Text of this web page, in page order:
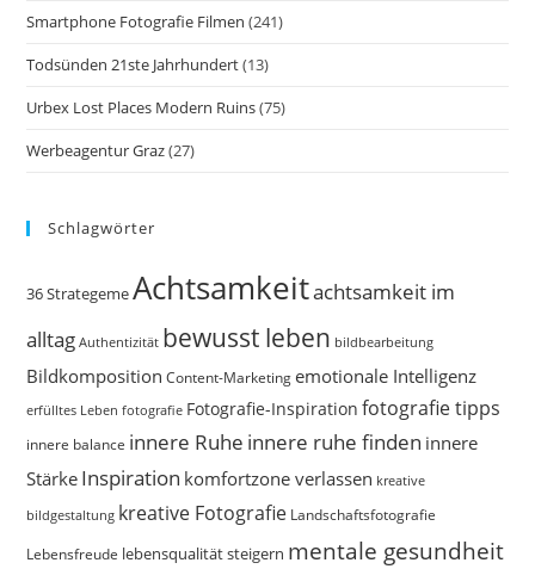
Smartphone Fotografie Filmen (241)
Todsünden 21ste Jahrhundert(13)
Urbex Lost Places Modern Ruins(75)
Werbeagentur Graz(27)
Schlagwörter
36 StrategemeAchtsamkeitachtsamkeit im
alltag Authentizität bewusst leben bildbearbeitung
Bildkomposition Content-Marketing emotionale Intelligenz
erfülltes Leben fotografie Fotografie-Inspiration fotografie tipps
innere balance innere Ruhe innere ruhe finden innere
Stärke Inspiration komfortzone verlassen kreative
bildgestaltung kreative Fotografie Landschaftsfotografie
Lebensfreude lebensqualität steigern mentale gesundheit